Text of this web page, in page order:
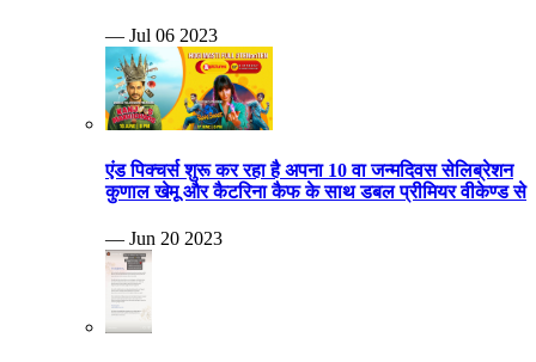
— Jul 06 2023
एंड पिक्चर्स शुरू कर रहा है अपना 10 वा जन्मदिवस सेलिब्रेशन
कुणाल खेमू और कैटरिना कैफ के साथ डबल प्रीमियर वीकेण्ड से
— Jun 20 2023